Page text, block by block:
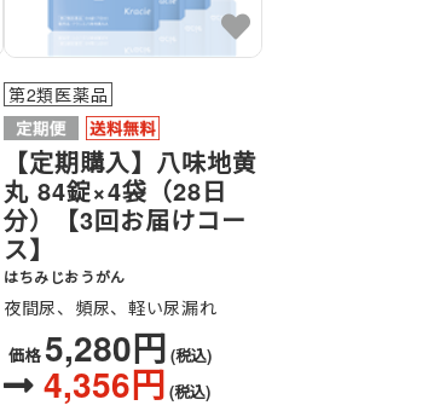
【定期購入】八味地黄
丸 84錠×4袋（28日
分）【3回お届けコー
ス】
はちみじおうがん
第2類医薬品
夜間尿、頻尿、軽い尿漏れ
価格 5,280円 (税込)
4,356円 (税込)